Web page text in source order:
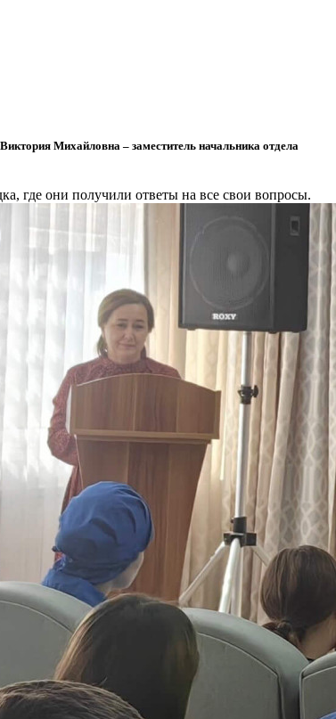
Михайловна – заместитель начальника отдела
где они получили ответы на все свои вопросы.